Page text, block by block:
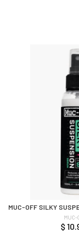
MUC-OFF SILKY
MUC-
$